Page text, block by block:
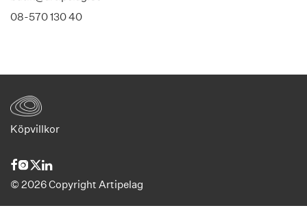
08-570 130 40
Köpvillkor
© 2026Copyright Artipelag